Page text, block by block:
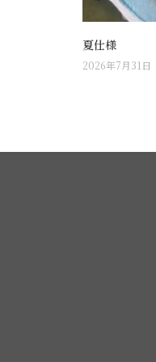
夏仕様
2026年7月31日